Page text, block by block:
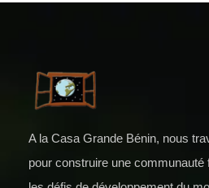
A la Casa Grande Bénin, nous
pour construire une communauté